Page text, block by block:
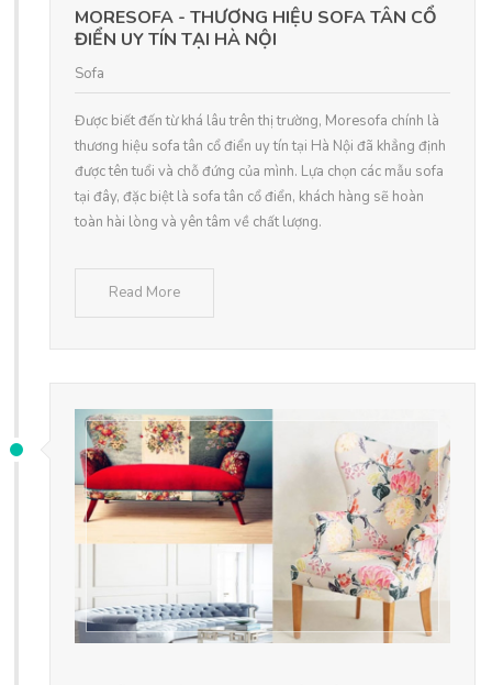
MORESOFA - THƯƠNG HIỆU SOFA TÂN CỔ
ĐIỂN UY TÍN TẠI HÀ NỘI
Sofa
Được biết đến từ khá lâu trên thị trường, Moresofa chính là
thương hiệu sofa tân cổ điển uy tín tại Hà Nội đã khẳng định
được tên tuổi và chỗ đứng của mình. Lựa chọn các mẫu sofa
tại đây, đặc biệt là sofa tân cổ điển, khách hàng sẽ hoàn
toàn hài lòng và yên tâm về chất lượng.
Read More